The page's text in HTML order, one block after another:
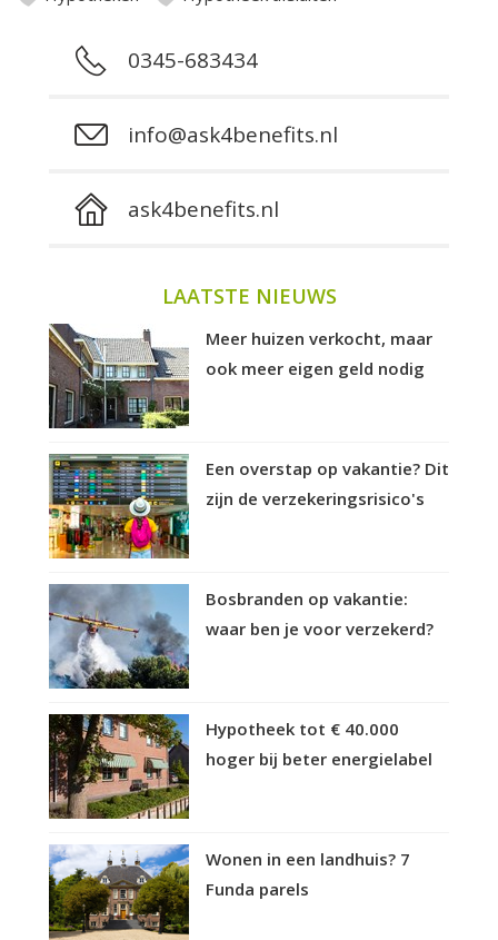
0345-683434
info@ask4benefits.nl
ask4benefits.nl
LAATSTE NIEUWS
Meer huizen verkocht, maar
ook meer eigen geld nodig
Een overstap op vakantie? Dit
zijn de verzekeringsrisico's
Bosbranden op vakantie:
waar ben je voor verzekerd?
Hypotheek tot € 40.000
hoger bij beter energielabel
Wonen in een landhuis? 7
Funda parels